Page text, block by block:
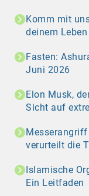
Komm mit
deinem Leben
Fasten:
Juni 2026
Elon Musk,
Sicht auf
verurteilt die
Islamische
Ein Leitfaden